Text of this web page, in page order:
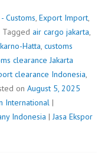
Customs, Export Import,
Tagged air cargo jakarta,
Hatta, customs
clearance Jakarta
clearance Indonesia,
on August 5, 2025
International |
Indonesia |Jasa Ekspor